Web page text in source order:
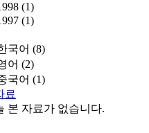
(1)
(1)
국어 (8)
어 (2)
국어 (1)
료
본 자료가 없습니다.